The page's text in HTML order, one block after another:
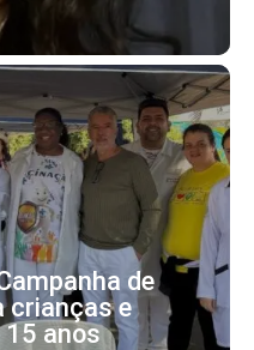
de
crianças e
15 anos